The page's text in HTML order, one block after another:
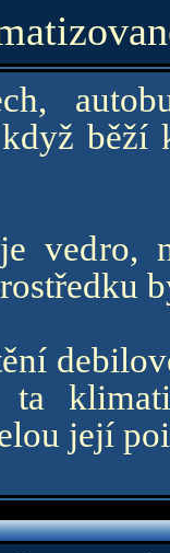
běží
vedro,
její